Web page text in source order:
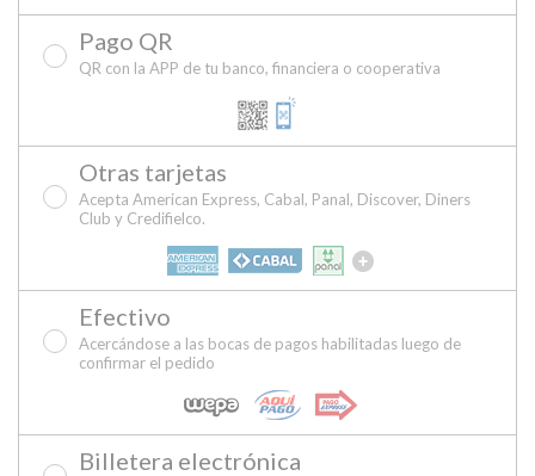
Pago QR
QR con la APP de tu banco, financiera o cooperativa
Otras tarjetas
Acepta American Express, Cabal, Panal, Discover, Diners
Club y Credifielco.
Efectivo
Acercándose a las bocas de pagos habilitadas luego de
confirmar el pedido
Billetera electrónica